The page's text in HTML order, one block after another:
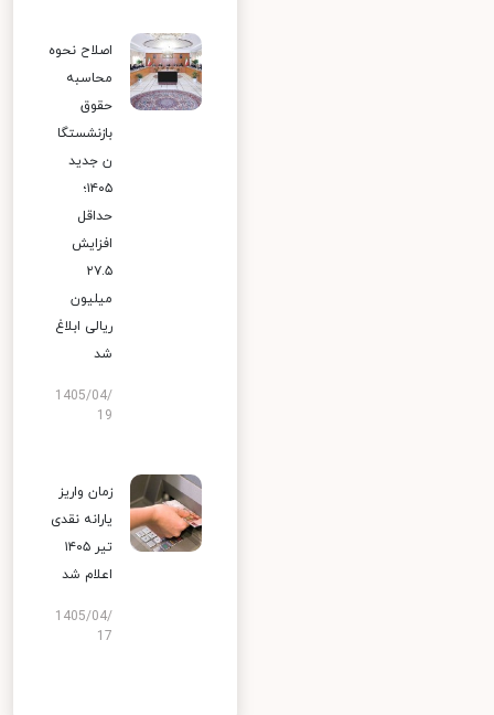
اصلاح نحوه
محاسبه
حقوق
بازنشستگا
ن جدید
۱۴۰۵؛
حداقل
افزایش
۲۷.۵
میلیون
ریالی ابلاغ
شد
1405/04/
19
زمان واریز
یارانه نقدی
تیر ۱۴۰۵
اعلام شد
1405/04/
17